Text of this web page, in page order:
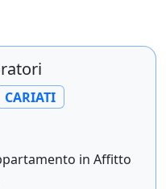
CARIATI
in Affitto